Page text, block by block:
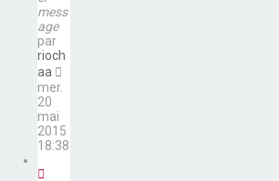
mess
age
par
rioch
aa
mer.
20
mai
2015
18:38